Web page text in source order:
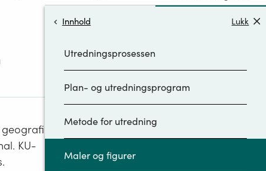
Innhold Lukk
Utredningsprosessen
Plan- og utredningsprogram
Metode for utredning
Maler og figurer
KU-